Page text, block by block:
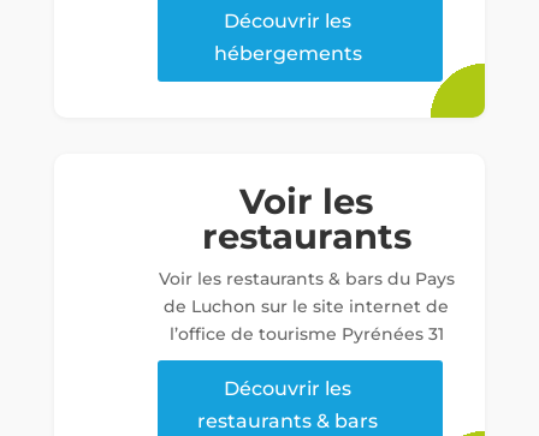
Découvrir les
hébergements
Voir les
restaurants
Voir les restaurants & bars du Pays
de Luchon sur le site internet de
l’office de tourisme Pyrénées 31
Découvrir les
restaurants & bars